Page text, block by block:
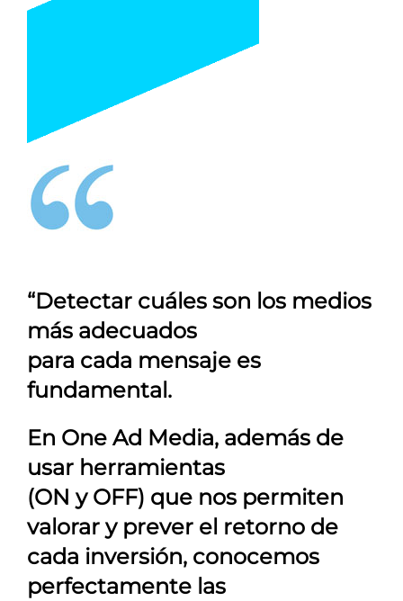
“Detectar cuáles son los medios
más adecuados
para cada mensaje es
fundamental.
En One Ad Media, además de
usar herramientas
(ON y OFF) que nos permiten
valorar y prever el retorno de
cada inversión, conocemos
perfectamente las